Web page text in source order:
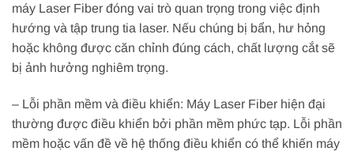
máy Laser Fiber đóng vai trò quan trọng trong việc định
hướng và tập trung tia laser. Nếu chúng bị bẩn, hư hỏng
hoặc không được căn chỉnh đúng cách, chất lượng cắt sẽ
bị ảnh hưởng nghiêm trọng.
– Lỗi phần mềm và điều khiển: Máy Laser Fiber hiện đại
thường được điều khiển bởi phần mềm phức tạp. Lỗi phần
mềm hoặc vấn đề về hệ thống điều khiển có thể khiến máy